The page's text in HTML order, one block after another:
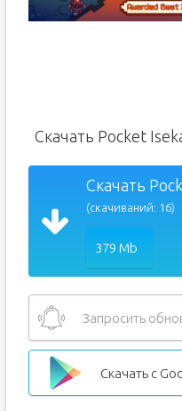
Скачать Pocket
Скачать
(скачиваний: 16)
379 Mb
Запросить
Скачать с